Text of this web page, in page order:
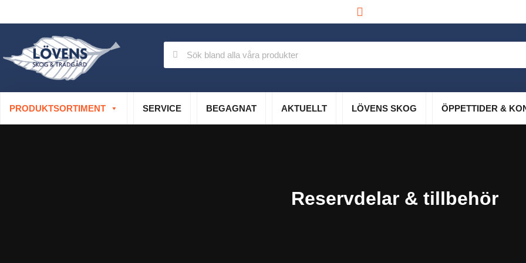
PRODUKTSORTIMENT SERVICE BEGAGNAT AKTUELLT LÖVENS SKOG ÖPPETTIDER &
Reservdelar & tillbehör